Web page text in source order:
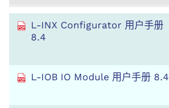
L-INX Configurator 用户手册
8.4
L-IOB IO Module 用户手册 8.4